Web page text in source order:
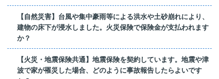
【自然災害】台風や集中豪雨等による洪水や土砂崩れにより、
建物の床下が浸水しました。火災保険で保険金が支払われます
か？
【火災・地震保険共通】地震保険を契約しています。地震や津
波で家が罹災した場合、どのように事故報告したらよいです